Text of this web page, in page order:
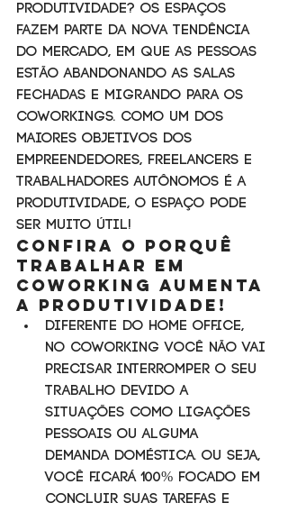
produtividade? Os espaços
fazem parte da nova tendência
do mercado, em que as pessoas
estão abandonando as salas
fechadas e migrando para os
Coworkings. Como um dos
maiores objetivos dos
empreendedores, freelancers e
trabalhadores autônomos é a
produtividade, o espaço pode
ser muito útil!
Confira o porquê
trabalhar em
Coworking aumenta
a produtividade!
Diferente do home office,
no Coworking você não vai
precisar interromper o seu
trabalho devido a
situações como ligações
pessoais ou alguma
demanda doméstica. Ou seja,
você ficará 100% focado em
concluir suas tarefas e